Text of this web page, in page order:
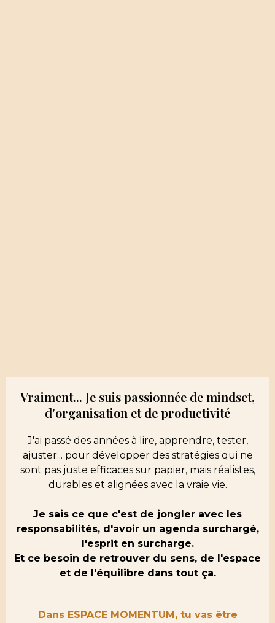
Vraiment... Je suis passionnée de mindset,
d'organisation et de productivité
J'ai passé des années à lire, apprendre, tester,
ajuster... pour développer des stratégies qui ne
sont pas juste efficaces sur papier, mais réalistes,
durables et alignées avec la vraie vie.
Je sais ce que c'est de jongler avec les
responsabilités, d'avoir un agenda surchargé,
l'esprit en surcharge.
Et ce besoin de retrouver du sens, de l'espace
et de l'équilibre dans tout ça.
Dans ESPACE MOMENTUM, tu vas être